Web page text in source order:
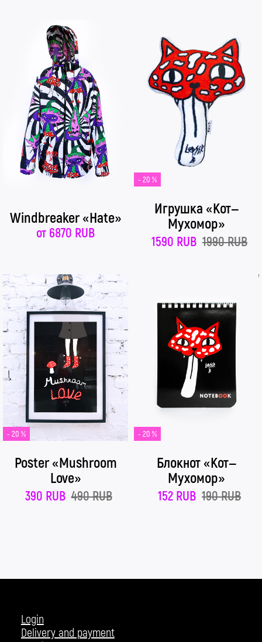
Windbreaker «Hate»
от 6870 RUB
- 20 %
Игрушка «Кот—
Мухомор»
1590 RUB 1990 RUB
- 20 %
Poster «Mushroom
Love»
390 RUB 490 RUB
- 20 %
Блокнот «Кот—
Мухомор»
152 RUB 190 RUB
Login
Delivery and payment